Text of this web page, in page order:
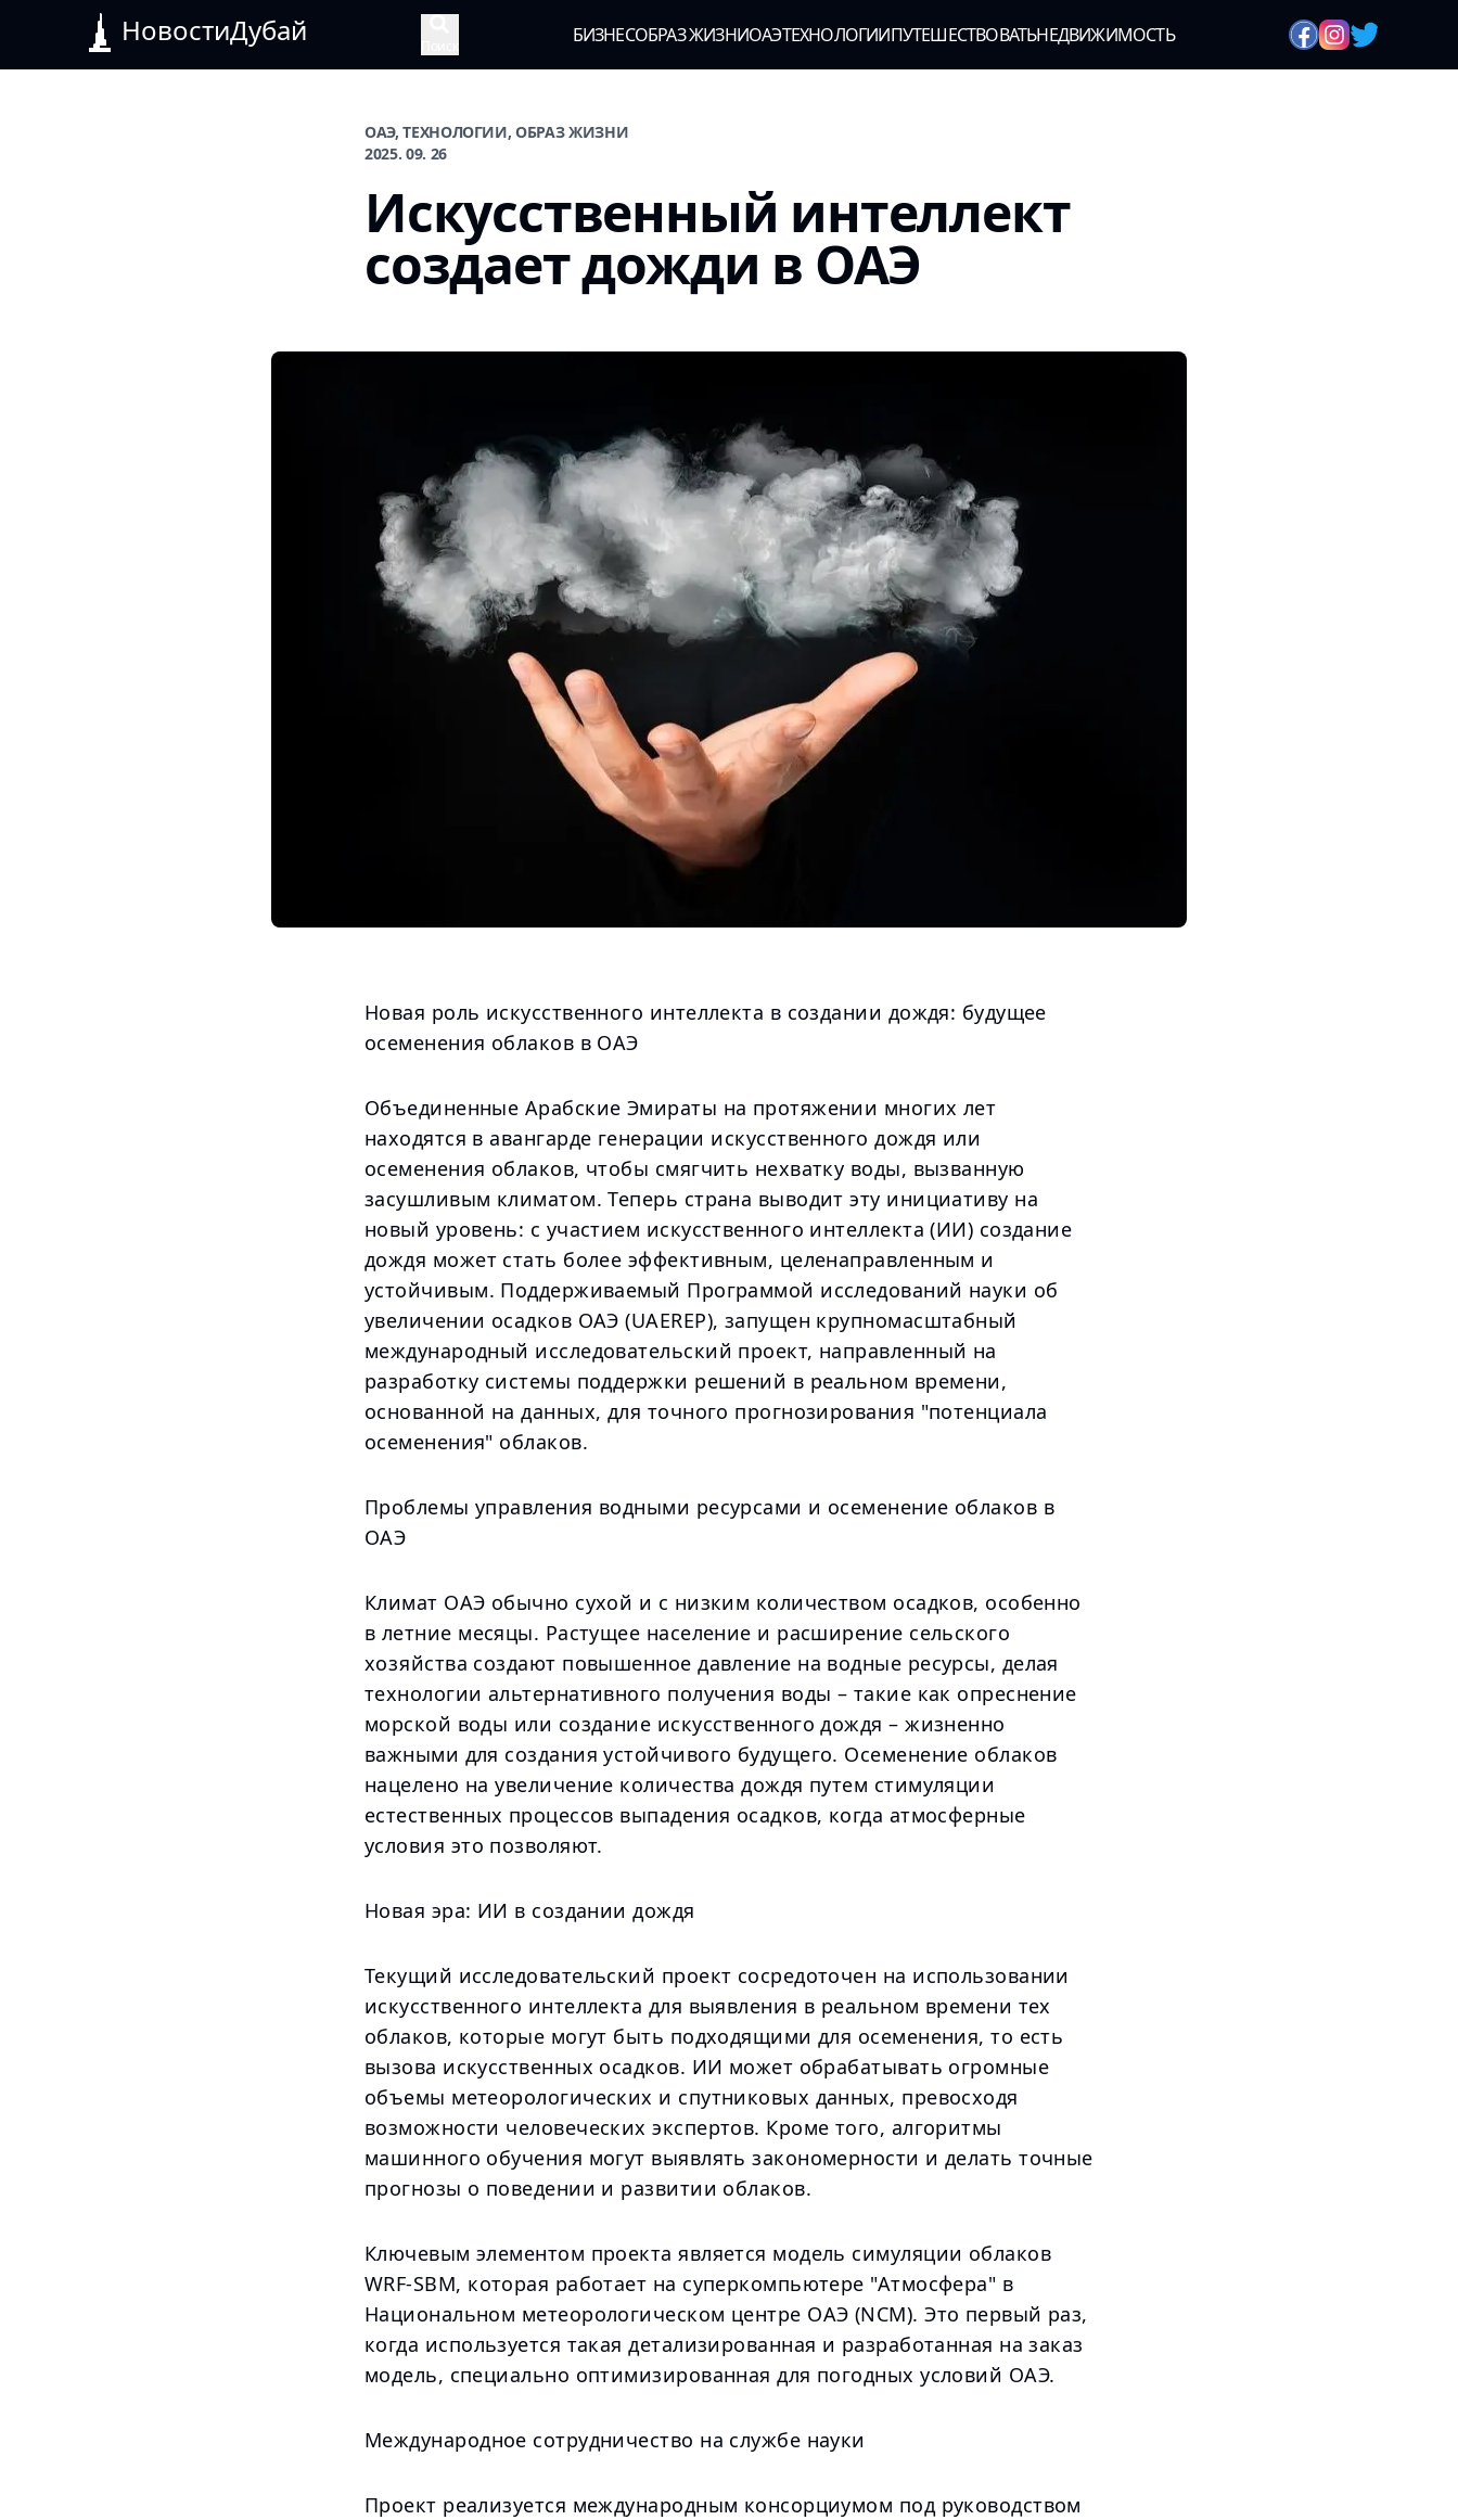
НовостиДубай БИЗНЕСОБРАЗ ЖИЗНИОАЭТЕХНОЛОГИИПУТЕШЕСТВОВАТЬНЕДВИЖИМОСТЬ
ОАЭ, ТЕХНОЛОГИИ, ОБРАЗ ЖИЗНИ
2025. 09. 26
Искусственный интеллект
создает дожди в ОАЭ
Новая роль искусственного интеллекта в создании дождя: будущее
осеменения облаков в ОАЭ
Объединенные Арабские Эмираты на протяжении многих лет
находятся в авангарде генерации искусственного дождя или
осеменения облаков, чтобы смягчить нехватку воды, вызванную
засушливым климатом. Теперь страна выводит эту инициативу на
новый уровень: с участием искусственного интеллекта (ИИ) создание
дождя может стать более эффективным, целенаправленным и
устойчивым. Поддерживаемый Программой исследований науки об
увеличении осадков ОАЭ (UAEREP), запущен крупномасштабный
международный исследовательский проект, направленный на
разработку системы поддержки решений в реальном времени,
основанной на данных, для точного прогнозирования "потенциала
осеменения" облаков.
Проблемы управления водными ресурсами и осеменение облаков в
ОАЭ
Климат ОАЭ обычно сухой и с низким количеством осадков, особенно
в летние месяцы. Растущее население и расширение сельского
хозяйства создают повышенное давление на водные ресурсы, делая
технологии альтернативного получения воды – такие как опреснение
морской воды или создание искусственного дождя – жизненно
важными для создания устойчивого будущего. Осеменение облаков
нацелено на увеличение количества дождя путем стимуляции
естественных процессов выпадения осадков, когда атмосферные
условия это позволяют.
Новая эра: ИИ в создании дождя
Текущий исследовательский проект сосредоточен на использовании
искусственного интеллекта для выявления в реальном времени тех
облаков, которые могут быть подходящими для осеменения, то есть
вызова искусственных осадков. ИИ может обрабатывать огромные
объемы метеорологических и спутниковых данных, превосходя
возможности человеческих экспертов. Кроме того, алгоритмы
машинного обучения могут выявлять закономерности и делать точные
прогнозы о поведении и развитии облаков.
Ключевым элементом проекта является модель симуляции облаков
WRF-SBM, которая работает на суперкомпьютере "Атмосфера" в
Национальном метеорологическом центре ОАЭ (NCM). Это первый раз,
когда используется такая детализированная и разработанная на заказ
модель, специально оптимизированная для погодных условий ОАЭ.
Международное сотрудничество на службе науки
Проект реализуется международным консорциумом под руководством